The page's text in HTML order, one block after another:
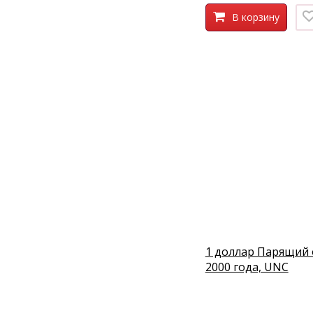
В корзину
1 доллар Парящий
2000 года, UNC